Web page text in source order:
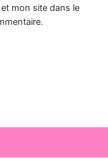
mon site dans le